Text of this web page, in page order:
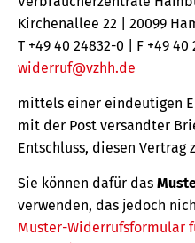
Kirchenallee 22 | 20099
T +49 40 24832-0 | F +49 40
widerruf@vzhh.de
mittels einer eindeutigen
mit der Post versandter
Entschluss, diesen
Sie können dafür das
verwenden, das jedoch
Muster-Widerrufsformular